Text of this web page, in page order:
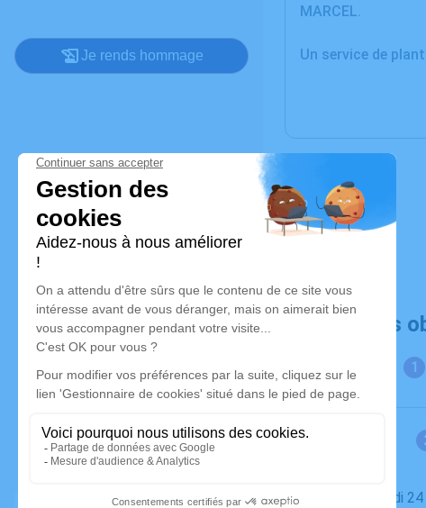
Je rends hommage
MARCEL.
Un service de
Déroulé des
Le mercredi